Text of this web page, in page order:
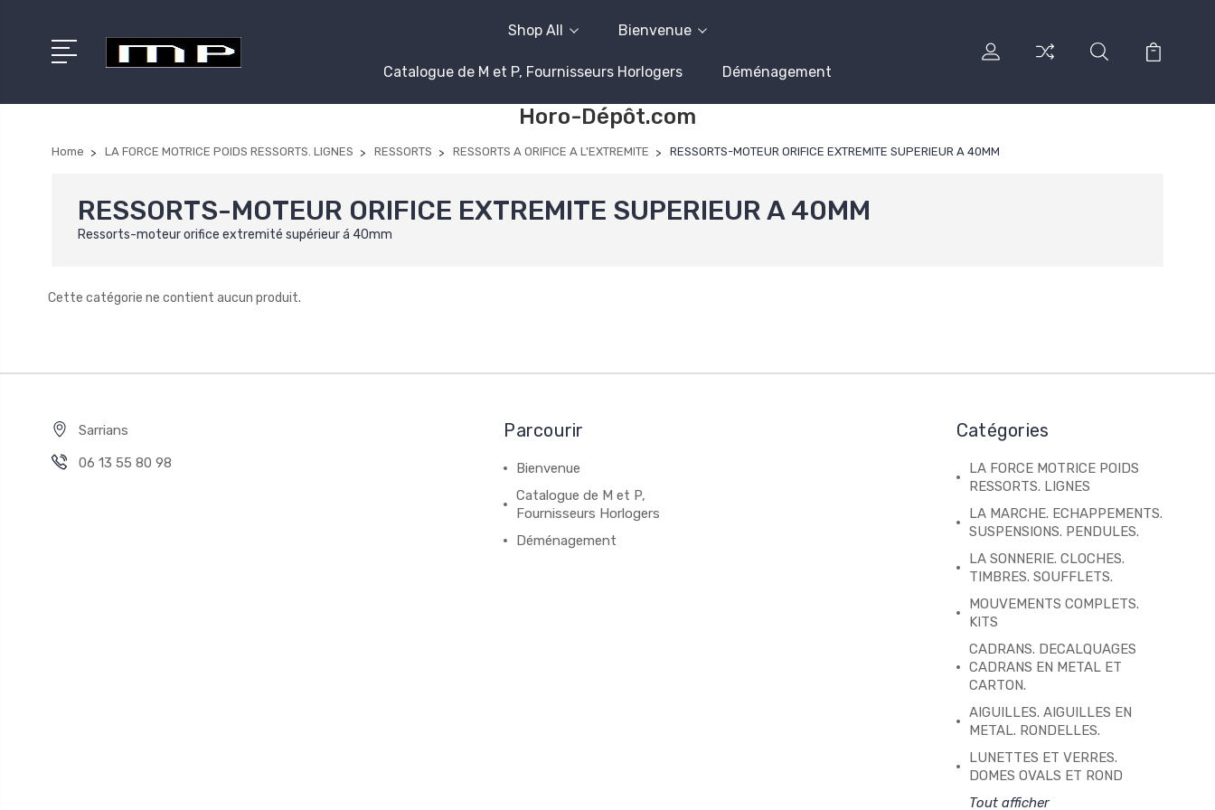
Shop All Bienvenue
Catalogue de M et P, Fournisseurs Horlogers Déménagement
Horo-Dépôt.com
Home LA FORCE MOTRICE POIDS RESSORTS. LIGNES RESSORTS RESSORTS A ORIFICE A L'EXTREMITE RESSORTS-MOTEUR ORIFICE EXTREMITE SUPERIEUR A 40MM
RESSORTS-MOTEUR ORIFICE EXTREMITE SUPERIEUR A 40MM
Ressorts-moteur orifice extremité supérieur á 40mm
Cette catégorie ne contient aucun produit.
Sarrians
06 13 55 80 98
Parcourir
Bienvenue
Catalogue de M et P,
Fournisseurs Horlogers
Déménagement
Catégories
LA FORCE MOTRICE POIDS
RESSORTS. LIGNES
LA MARCHE. ECHAPPEMENTS.
SUSPENSIONS. PENDULES.
LA SONNERIE. CLOCHES.
TIMBRES. SOUFFLETS.
MOUVEMENTS COMPLETS.
KITS
CADRANS. DECALQUAGES
CADRANS EN METAL ET
CARTON.
AIGUILLES. AIGUILLES EN
METAL. RONDELLES.
LUNETTES ET VERRES.
DOMES OVALS ET ROND
Tout afficher